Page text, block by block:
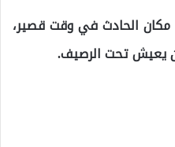
الحادث في وقت قصير،
يعيش تحت الرصيف.